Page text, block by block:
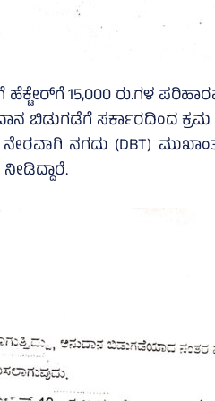
ಹೆಕ್ಟೇರ್‌ಗೆ 15,000 ರು.ಗಳ
ಬಿಡುಗಡೆಗೆ ಸರ್ಕಾರದಿಂದ ಕ್ರಮ
ನಗದು (DBT)